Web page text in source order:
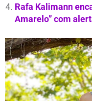
Rafa Kalimann
Amarelo” com